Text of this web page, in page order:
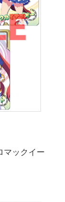
マックイー